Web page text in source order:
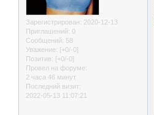
Зарегистрирован: 2020-12-13
Приглашений: 0
Сообщений: 58
Уважение: [+0/-0]
Позитив: [+0/-0]
Провел на форуме:
2 часа 46 минут
Последний визит:
2022-05-13 11:07:21